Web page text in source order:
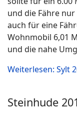
und die Fähre
auch für eine
Wohnmobil 6,01
und die nahe
Weiterlesen: Sylt
Steinhude